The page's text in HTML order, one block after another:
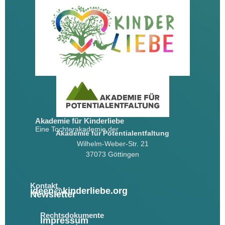
Akademie für Kinderliebe
Eine Tochterakademie der
Akademie für Potentialentfaltung
Wilhelm-Weber-Str. 21
37073 Göttingen
Kontakt
ideen@kinderliebe.org
Newsletter
Rechtsdokumente
Impressum